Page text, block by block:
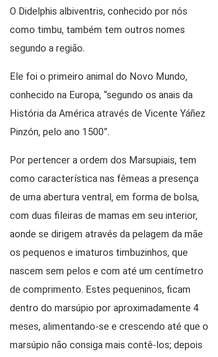
O Didelphis albiventris, conhecido por nós
como timbu, também tem outros nomes
segundo a região.
Ele foi o primeiro animal do Novo Mundo,
conhecido na Europa, “segundo os anais da
História da América através de Vicente Yáñez
Pinzón, pelo ano 1500”.
Por pertencer a ordem dos Marsupiais, tem
como característica nas fêmeas a presença
de uma abertura ventral, em forma de bolsa,
com duas fileiras de mamas em seu interior,
aonde se dirigem através da pelagem da mãe
os pequenos e imaturos timbuzinhos, que
nascem sem pelos e com até um centímetro
de comprimento. Estes pequeninos, ficam
dentro do marsúpio por aproximadamente 4
meses, alimentando-se e crescendo até que o
marsúpio não consiga mais contê-los; depois